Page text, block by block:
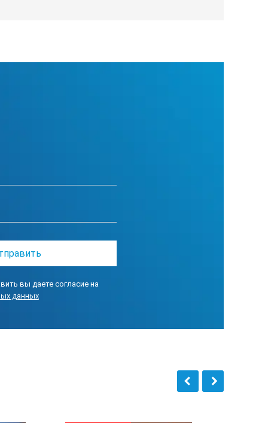
вы даете согласие на
данных